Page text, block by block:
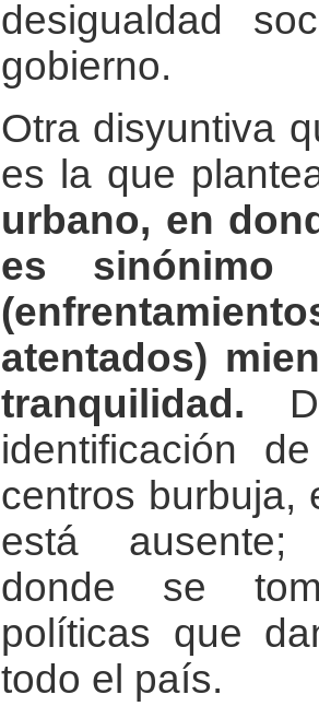
desigualdad
gobierno.
Otra disyuntiva
es la que
urbano, en
es sinónimo
atentados)
tranquilidad.
identificación
centros burbuja,
está ausente;
donde se
políticas que
todo el país.